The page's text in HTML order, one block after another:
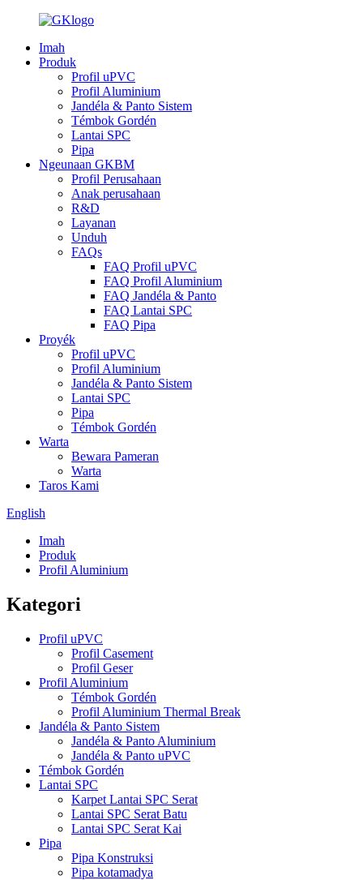
Imah
Produk
Profil uPVC
Profil Aluminium
Jandéla & Panto Sistem
Témbok Gordén
Lantai SPC
Pipa
Ngeunaan GKBM
Profil Perusahaan
Anak perusahaan
R&D
Layanan
Unduh
FAQs
FAQ Profil uPVC
FAQ Profil Aluminium
FAQ Jandéla & Panto
FAQ Lantai SPC
FAQ Pipa
Proyék
Profil uPVC
Profil Aluminium
Jandéla & Panto Sistem
Lantai SPC
Pipa
Témbok Gordén
Warta
Bewara Pameran
Warta
Taros Kami
English
Imah
Produk
Profil Aluminium
Kategori
Profil uPVC
Profil Casement
Profil Geser
Profil Aluminium
Témbok Gordén
Profil Aluminium Thermal Break
Jandéla & Panto Sistem
Jandéla & Panto Aluminium
Jandéla & Panto uPVC
Témbok Gordén
Lantai SPC
Karpet Lantai SPC Serat
Lantai SPC Serat Batu
Lantai SPC Serat Kai
Pipa
Pipa Konstruksi
Pipa kotamadya